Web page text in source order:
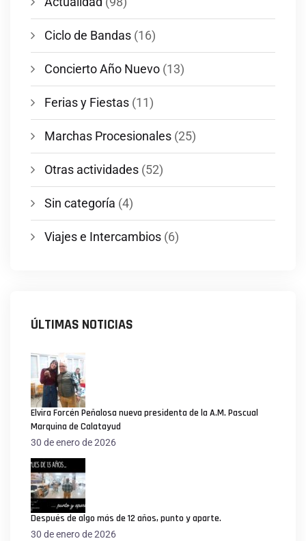
Ciclo de Bandas (16)
Concierto Año Nuevo (13)
Ferias y Fiestas (11)
Marchas Procesionales (25)
Otras actividades (52)
Sin categoría (4)
Viajes e Intercambios (6)
ÚLTIMAS NOTICIAS
Elvira Forcén Peñalosa nueva presidenta de la A.M. Pascual
Marquina de Calatayud
30 de enero de 2026
Después de algo más de 12 años, punto y aparte.
30 de enero de 2026